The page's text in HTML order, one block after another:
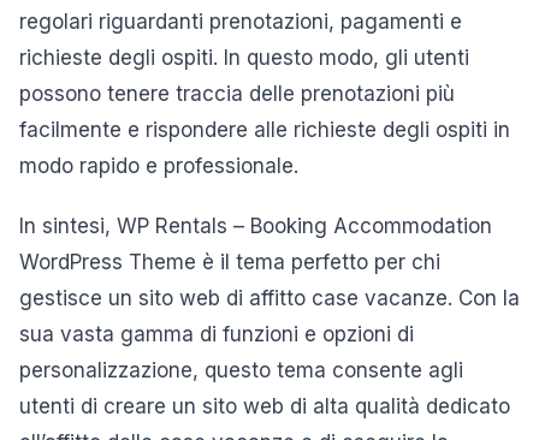
regolari riguardanti prenotazioni, pagamenti e
richieste degli ospiti. In questo modo, gli utenti
possono tenere traccia delle prenotazioni più
facilmente e rispondere alle richieste degli ospiti in
modo rapido e professionale.
In sintesi, WP Rentals – Booking Accommodation
WordPress Theme è il tema perfetto per chi
gestisce un sito web di affitto case vacanze. Con la
sua vasta gamma di funzioni e opzioni di
personalizzazione, questo tema consente agli
utenti di creare un sito web di alta qualità dedicato